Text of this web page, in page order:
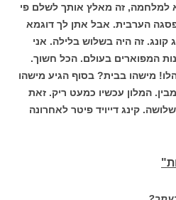
למלחמה, זה מאלץ אותך לשלם פי
הערבית. אבל אתן לך דוגמא
קונג. זה היה בשלוש בלילה. אני
המפוארים בעולם. הכל חשוך.
מישהו בבית? בסוף הגיע מישהו
המלון עכשיו כמעט ריק. זאת
קינג דייויד פיטר לאחרונה